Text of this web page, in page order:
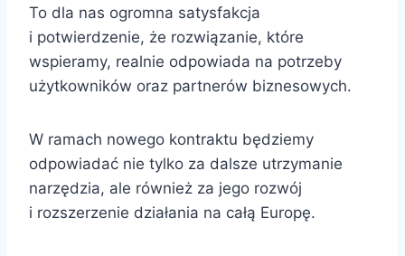
To dla nas ogromna satysfakcja
i potwierdzenie, że rozwiązanie, które
wspieramy, realnie odpowiada na potrzeby
użytkowników oraz partnerów biznesowych.
W ramach nowego kontraktu będziemy
odpowiadać nie tylko za dalsze utrzymanie
narzędzia, ale również za jego rozwój
i rozszerzenie działania na całą Europę.